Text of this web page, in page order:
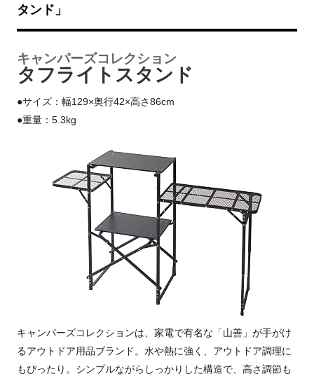
タンド」
キャンパーズコレクション
タフライトスタンド
●サイズ：幅129×奥行42×高さ86cm
●重量：5.3kg
キャンパーズコレクションは、家電で有名な「山善」が手がけ
るアウトドア用品ブランド。水や熱に強く、アウトドア調理に
もぴったり。シンプルながらしっかりした構造で、高さ調節も